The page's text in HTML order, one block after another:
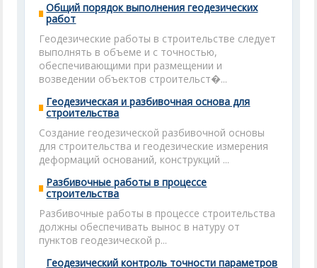
Общий порядок выполнения геодезических
работ
Геодезические работы в строительстве следует
выполнять в объеме и с точностью,
обеспечивающими при размещении и
возведении объектов строительст�...
Геодезическая и разбивочная основа для
строительства
Создание геодезической разбивочной основы
для строительства и геодезические измерения
деформаций оснований, конструкций ...
Разбивочные работы в процессе
строительства
Разбивочные работы в процессе строительства
должны обеспечивать вынос в натуру от
пунктов геодезической р...
Геодезический контроль точности параметров